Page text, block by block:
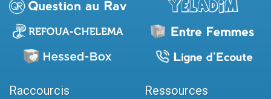
Raccourcis Ressources